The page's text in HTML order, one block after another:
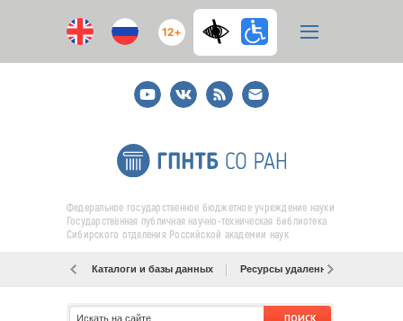
12+
YoutubeВКонтакте
RSS
E-
mail
подписка
Федеральное государственное бюджетное учреждение науки
Государственная публичная научно-техническая библиотека
Сибирского отделения Российской академии наук
Каталоги и базы данных Ресурсы удаленного доступа